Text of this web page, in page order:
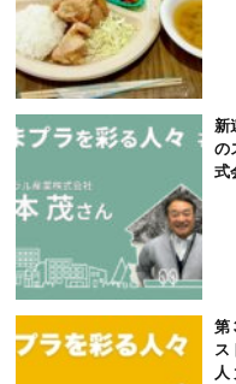
新
の
式
第
ス
人